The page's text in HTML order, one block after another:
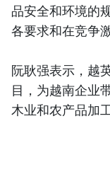
品安全和环境的
各要求和在竞争
阮耿强表示，越
目，为越南企业
木业和农产品加